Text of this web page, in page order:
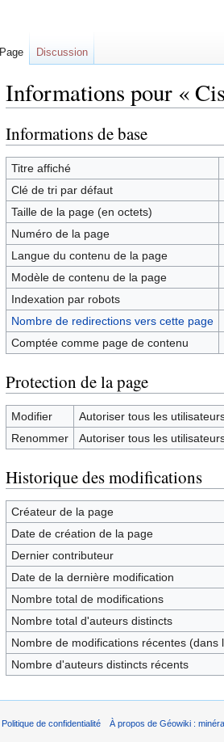
Informations pour «
Informations de base
Titre affiché
Clé de tri par défaut
Taille de la page (en octets)
Numéro de la page
Langue du contenu de la page
Modèle de contenu de la page
Indexation par robots
Nombre de redirections vers cette page
Comptée comme page de contenu
Protection de la page
Modifier
Autoriser tous les
Renommer
Autoriser tous les
Historique des modifications
Créateur de la page
Date de création de la page
Dernier contributeur
Date de la dernière modification
Nombre total de modifications
Nombre total d'auteurs distincts
Nombre de modifications récentes (dans
Nombre d'auteurs distincts récents
Page Discussion
Politique de confidentialité À propos de Géowiki :